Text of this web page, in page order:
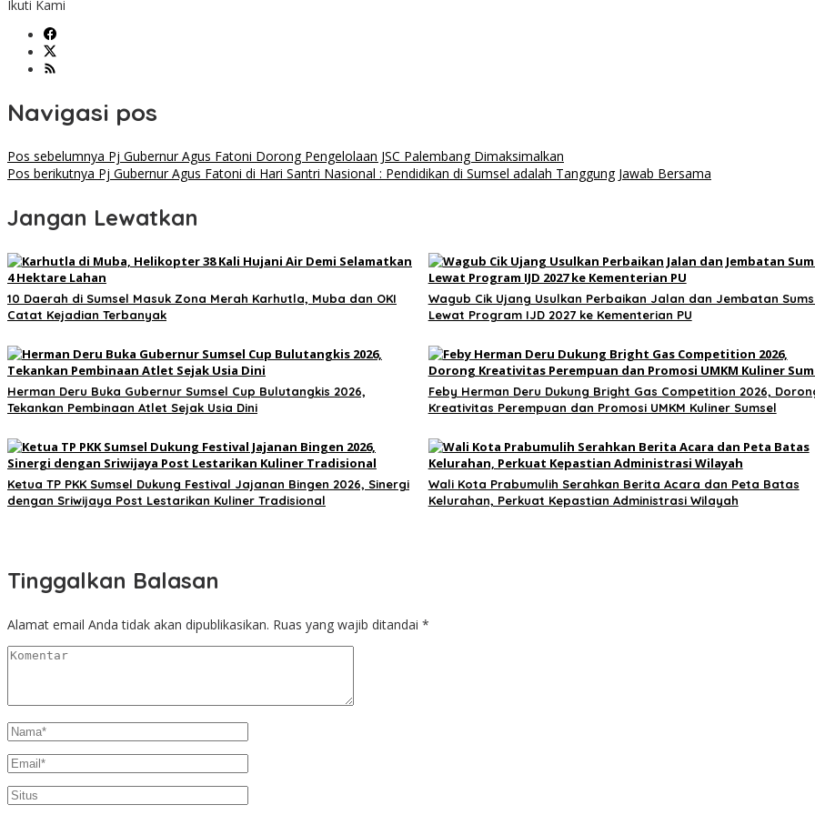
Ikuti Kami
Navigasi pos
Pos sebelumnya Pj Gubernur Agus Fatoni Dorong Pengelolaan JSC Palembang Dimaksimalkan
Pos berikutnya Pj Gubernur Agus Fatoni di Hari Santri Nasional : Pendidikan di Sumsel adalah Tanggung Jawab Bersama
Jangan Lewatkan
10 Daerah di Sumsel Masuk Zona Merah Karhutla, Muba dan OKI
Catat Kejadian Terbanyak
Wagub Cik Ujang Usulkan Perbaikan Jalan dan Jembatan
Lewat Program IJD 2027 ke Kementerian PU
Herman Deru Buka Gubernur Sumsel Cup Bulutangkis 2026,
Tekankan Pembinaan Atlet Sejak Usia Dini
Feby Herman Deru Dukung Bright Gas Competition 2026,
Kreativitas Perempuan dan Promosi UMKM Kuliner Sumsel
Ketua TP PKK Sumsel Dukung Festival Jajanan Bingen 2026, Sinergi
dengan Sriwijaya Post Lestarikan Kuliner Tradisional
Wali Kota Prabumulih Serahkan Berita Acara dan Peta Batas
Kelurahan, Perkuat Kepastian Administrasi Wilayah
Tinggalkan Balasan
Alamat email Anda tidak akan dipublikasikan. Ruas yang wajib ditandai *